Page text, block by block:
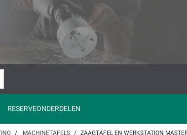
RESERVEONDERDELEN
MACHINETAFELS ZAAGTAFEL EN WERKSTATION